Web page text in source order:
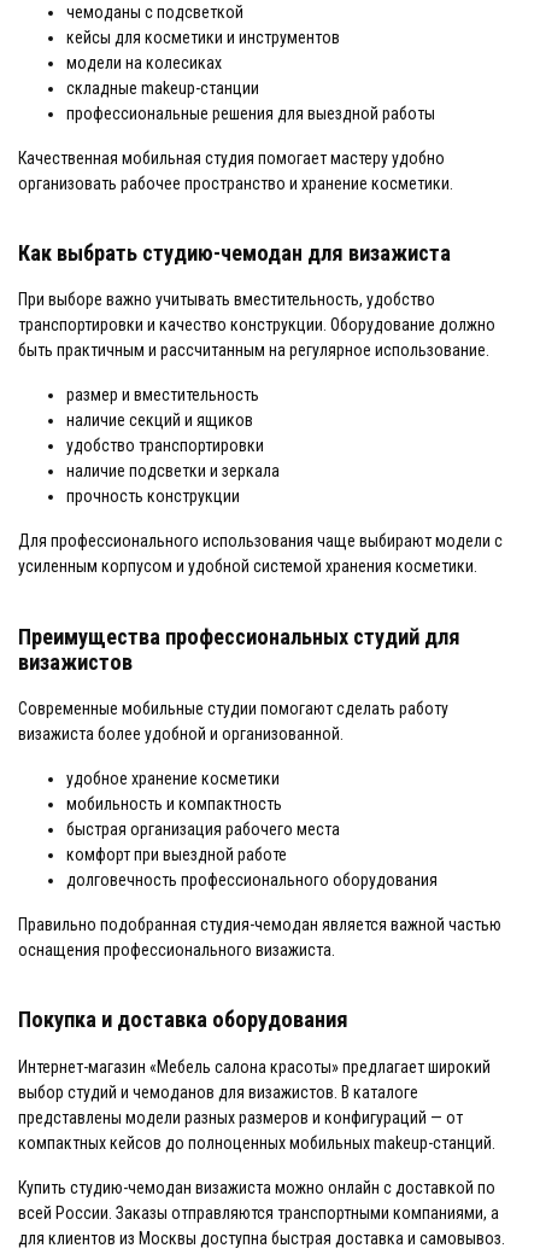
чемоданы с подсветкой
кейсы для косметики и инструментов
модели на колесиках
складные makeup-станции
профессиональные решения для выездной работы
Качественная мобильная студия помогает мастеру удобно
организовать рабочее пространство и хранение косметики.
Как выбрать студию-чемодан для визажиста
При выборе важно учитывать вместительность, удобство
транспортировки и качество конструкции. Оборудование должно
быть практичным и рассчитанным на регулярное использование.
размер и вместительность
наличие секций и ящиков
удобство транспортировки
наличие подсветки и зеркала
прочность конструкции
Для профессионального использования чаще выбирают модели с
усиленным корпусом и удобной системой хранения косметики.
Преимущества профессиональных студий для
визажистов
Современные мобильные студии помогают сделать работу
визажиста более удобной и организованной.
удобное хранение косметики
мобильность и компактность
быстрая организация рабочего места
комфорт при выездной работе
долговечность профессионального оборудования
Правильно подобранная студия-чемодан является важной частью
оснащения профессионального визажиста.
Покупка и доставка оборудования
Интернет-магазин «Мебель салона красоты» предлагает широкий
выбор студий и чемоданов для визажистов. В каталоге
представлены модели разных размеров и конфигураций — от
компактных кейсов до полноценных мобильных makeup-станций.
Купить студию-чемодан визажиста можно онлайн с доставкой по
всей России. Заказы отправляются транспортными компаниями, а
для клиентов из Москвы доступна быстрая доставка и самовывоз.